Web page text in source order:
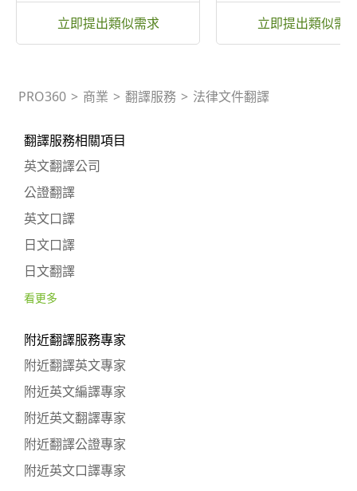
立即提出類似需求 立即提出類似需
PRO360 > 商業 > 翻譯服務 > 法律文件翻譯
翻譯服務相關項目
英文翻譯公司
公證翻譯
英文口譯
日文口譯
日文翻譯
看更多
附近翻譯服務專家
附近翻譯英文專家
附近英文編譯專家
附近英文翻譯專家
附近翻譯公證專家
附近英文口譯專家